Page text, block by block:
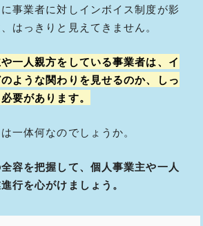
事業者に対しインボイス制度が影
はっきりと見えてきません。
一人親方をしている事業者は、イ
ような関わりを見せるのか、しっ
要があります。
一体何なのでしょうか。
容を把握して、個人事業主や一人
行を心がけましょう。